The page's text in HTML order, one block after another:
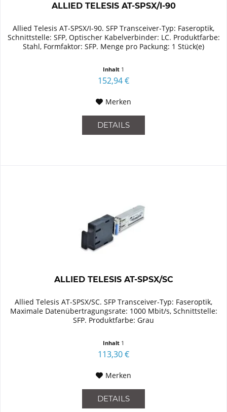
ALLIED TELESIS AT-SPSX/I-90
Allied Telesis AT-SPSX/I-90. SFP Transceiver-Typ: Faseroptik,
Schnittstelle: SFP, Optischer Kabelverbinder: LC. Produktfarbe:
Stahl, Formfaktor: SFP. Menge pro Packung: 1 Stück(e)
Inhalt 1
152,94 €
Merken
DETAILS
ALLIED TELESIS AT-SPSX/SC
Allied Telesis AT-SPSX/SC. SFP Transceiver-Typ: Faseroptik,
Maximale Datenübertragungsrate: 1000 Mbit/s, Schnittstelle:
SFP. Produktfarbe: Grau
Inhalt 1
113,30 €
Merken
DETAILS